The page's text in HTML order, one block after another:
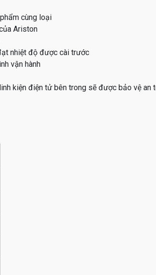
cùng loại
Ariston
nhiệt độ được cài trước
vận hành
kiện điện tử bên trong sẽ được bảo vệ an